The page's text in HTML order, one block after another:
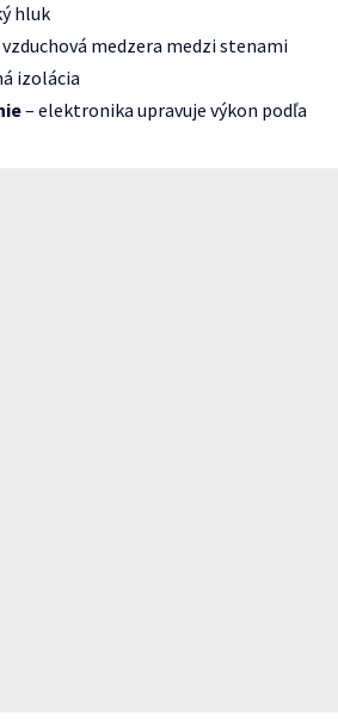
hluk
vzduchová medzera medzi stenami
izolácia
– elektronika upravuje výkon podľa